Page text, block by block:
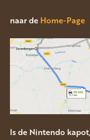
naar de Home-Page
Is de Nintendo